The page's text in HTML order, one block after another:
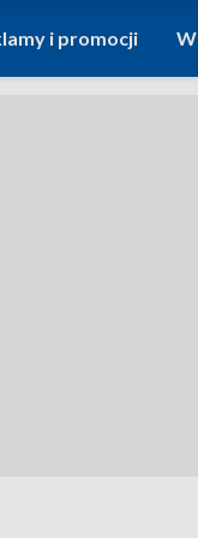
i promocji